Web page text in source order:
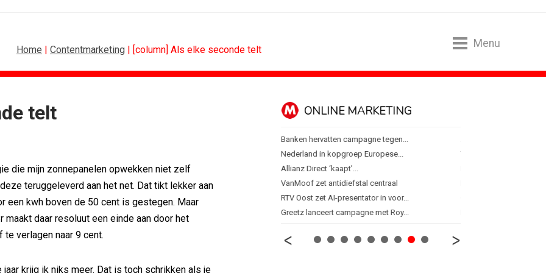
Home | Contentmarketing | [column] Als elke seconde telt
Menu
telt
die mijn zonnepanelen opwekken niet zelf
teruggeleverd aan het net. Dat tikt lekker aan
een kwh boven de 50 cent is gestegen. Maar
maakt daar resoluut een einde aan door het
verlagen naar 9 cent.
jaar krijg ik niks meer. Dat is toch schrikken als je
met...
voor...
uitbundiger...
de...
Tien nieuwe genomineerden voor Ster...
Storytel zet luisteren onderweg...
Ster start Goede Loeki
Margriet van der Linden blijft...
ONLINE MARKETING
Banken hervatten campagne tegen...
Nederland in kopgroep Europese...
Allianz Direct ‘kaapt’...
VanMoof zet antidiefstal centraal
RTV Oost zet AI-presentator in voor...
Greetz lanceert campagne met Roy...
Tata Consultancy